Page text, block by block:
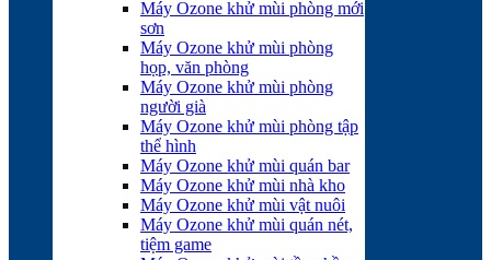
Máy Ozone khử mùi phòng mới
sơn
Máy Ozone khử mùi phòng
họp, văn phòng
Máy Ozone khử mùi phòng
người già
Máy Ozone khử mùi phòng tập
thể hình
Máy Ozone khử mùi quán bar
Máy Ozone khử mùi nhà kho
Máy Ozone khử mùi vật nuôi
Máy Ozone khử mùi quán nét,
tiệm game